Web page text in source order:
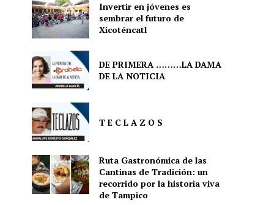
Invertir en jóvenes es
sembrar el futuro de
Xicoténcatl
DE PRIMERA ………LA DAMA
DE LA NOTICIA
T E C L A Z O S
Ruta Gastronómica de las
Cantinas de Tradición: un
recorrido por la historia viva
de Tampico